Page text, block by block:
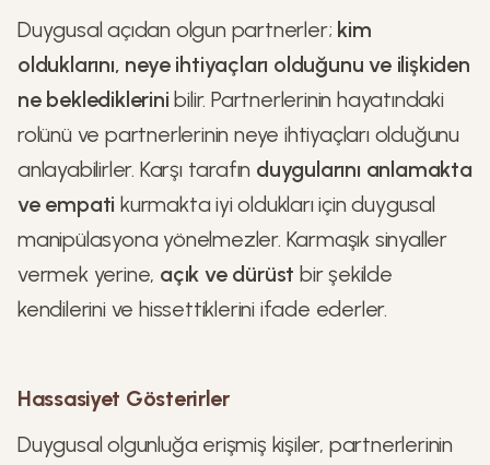
Duygusal açıdan olgun partnerler; kim
olduklarını, neye ihtiyaçları olduğunu ve ilişkiden
ne beklediklerinibilir. Partnerlerinin hayatındaki
rolünü ve partnerlerinin neye ihtiyaçları olduğunu
anlayabilirler. Karşı tarafın duygularını anlamakta
ve empati kurmakta iyi oldukları için duygusal
manipülasyona yönelmezler. Karmaşık sinyaller
vermek yerine, açık ve dürüstbir şekilde
kendilerini ve hissettiklerini ifade ederler.
Hassasiyet Gösterirler
Duygusal olgunluğa erişmiş kişiler, partnerlerinin